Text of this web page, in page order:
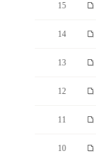
15
14
13
12
11
10